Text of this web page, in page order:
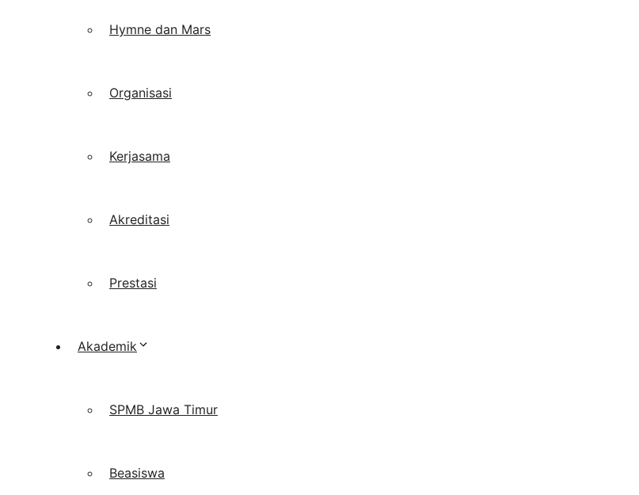
Hymne dan Mars
Organisasi
Kerjasama
Akreditasi
Prestasi
Akademik
SPMB Jawa Timur
Beasiswa